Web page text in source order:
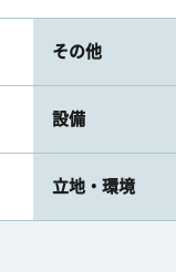
その他
設備
立地・環境